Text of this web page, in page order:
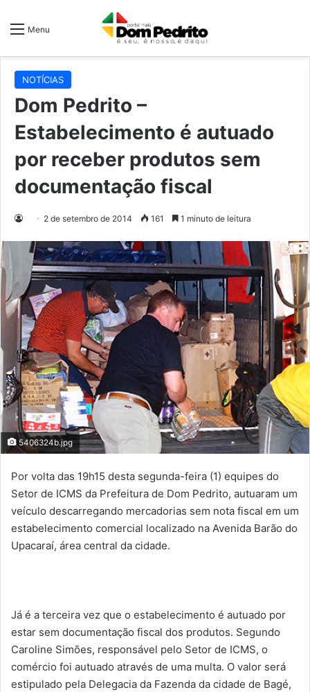
Menu
NOTÍCIAS
Dom Pedrito –
Estabelecimento é autuado
por receber produtos sem
documentação fiscal
2 de setembro de 2014 161 1 minuto de leitura
5406324b.jpg
Por volta das 19h15 desta segunda-feira (1) equipes do
Setor de ICMS da Prefeitura de Dom Pedrito, autuaram um
veículo descarregando mercadorias sem nota fiscal em um
estabelecimento comercial localizado na Avenida Barão do
Upacaraí, área central da cidade.
Já é a terceira vez que o estabelecimento é autuado por
estar sem documentação fiscal dos produtos. Segundo
Caroline Simões, responsável pelo Setor de ICMS, o
comércio foi autuado através de uma multa. O valor será
estipulado pela Delegacia da Fazenda da cidade de Bagé,